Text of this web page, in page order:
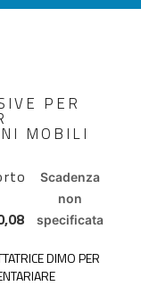
PER
MOBILI
Scadenza
non
specificata
DIMO PER